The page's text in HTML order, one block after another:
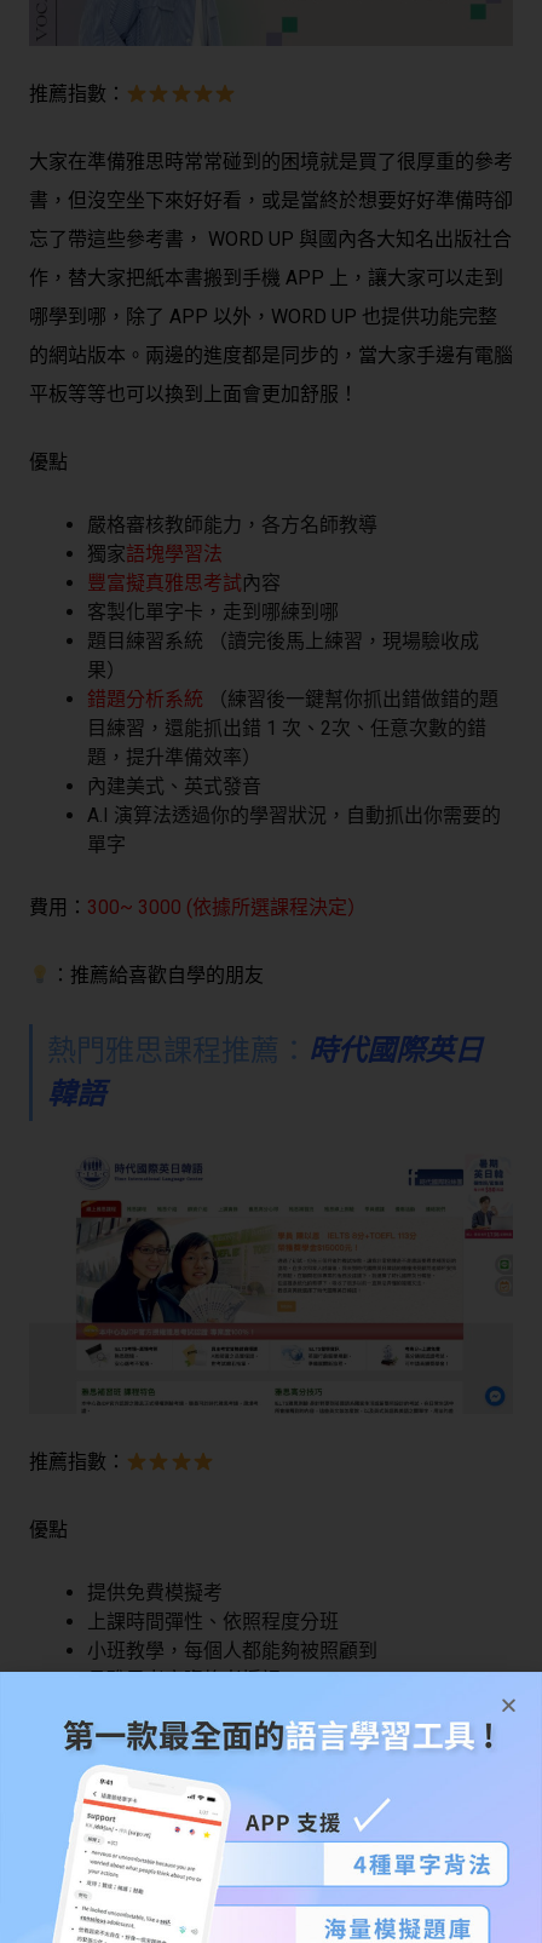
推薦指數：
大家在準備雅思時常常碰到的困境就是買了很厚重的參考
書，但沒空坐下來好好看，或是當終於想要好好準備時卻
忘了帶這些參考書， WORD UP 與國內各大知名出版社合
作，替大家把紙本書搬到手機 APP 上，讓大家可以走到
哪學到哪，除了 APP 以外，WORD UP 也提供功能完整
的網站版本。兩邊的進度都是同步的，當大家手邊有電腦
平板等等也可以換到上面會更加舒服！
優點
嚴格審核教師能力，各方名師教導
獨家語塊學習法
豐富擬真雅思考試內容
客製化單字卡，走到哪練到哪
題目練習系統 （讀完後馬上練習，現場驗收成
果）
錯題分析系統 （練習後一鍵幫你抓出錯做錯的題
目練習，還能抓出錯 1 次、2次、任意次數的錯
題，提升準備效率）
內建美式、英式發音
A.I 演算法透過你的學習狀況，自動抓出你需要的
單字
費用： 300~ 3000 (依據所選課程決定）
：推薦給喜歡自學的朋友
熱門雅思課程推薦： 時代國際英日
韓語
推薦指數：
優點
提供免費模擬考
上課時間彈性、依照程度分班
小班教學，每個人都能夠被照顧到
具雅思考官資格者授課
缺點
網友分享：口說練習較少，難以加強
費用較高
雖然上課時間彈性，但要換班上課較為麻煩
課程分級：